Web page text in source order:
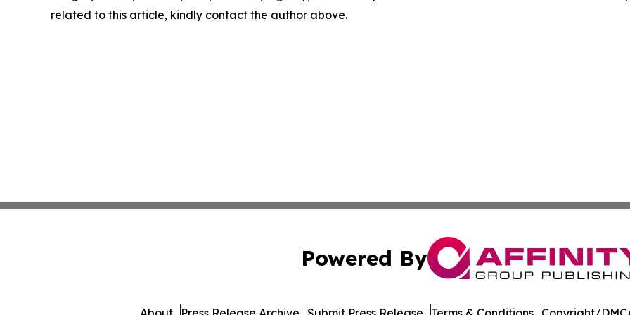
related to this article, kindly contact the author above.
Powered By